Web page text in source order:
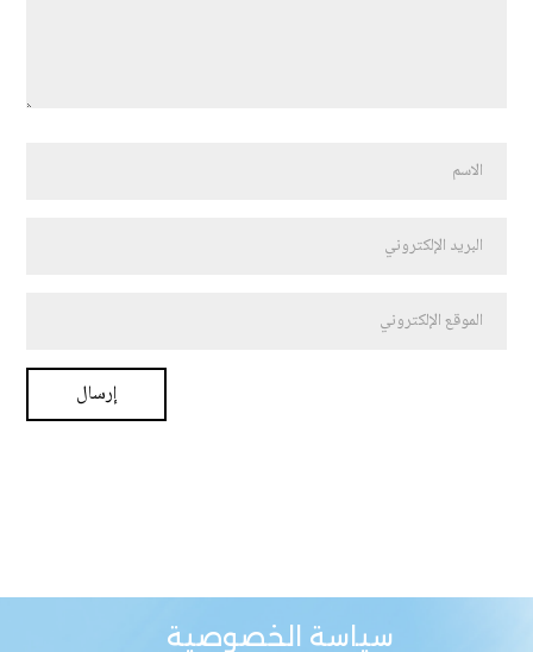
سياسة الخصوصية